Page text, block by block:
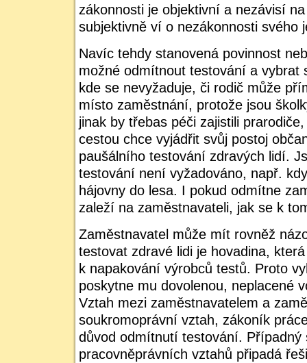
zákonnosti je objektivní a nezávisí
subjektivně ví o nezákonnosti svého
Navíc tehdy stanovená povinnost
možné odmítnout testování a vybrat
kde se nevyžaduje, či rodič může
místo zaměstnání, protože jsou
jinak by třebas péči zajistili
cestou chce vyjádřit svůj postoj
paušálního testování zdravých lidí.
testování není vyžadováno, např.
hájovny do lesa. I pokud odmítne
zaleží na zaměstnavateli, jak se k
Zaměstnavatel může mít rovněž
testovat zdravé lidi je hovadina,
k napakování výrobců testů. Proto
poskytne mu dovolenou, neplacené
Vztah mezi zaměstnavatelem a
soukromoprávní vztah, zákoník
důvod odmítnutí testování.
pracovněprávních vztahů připadá